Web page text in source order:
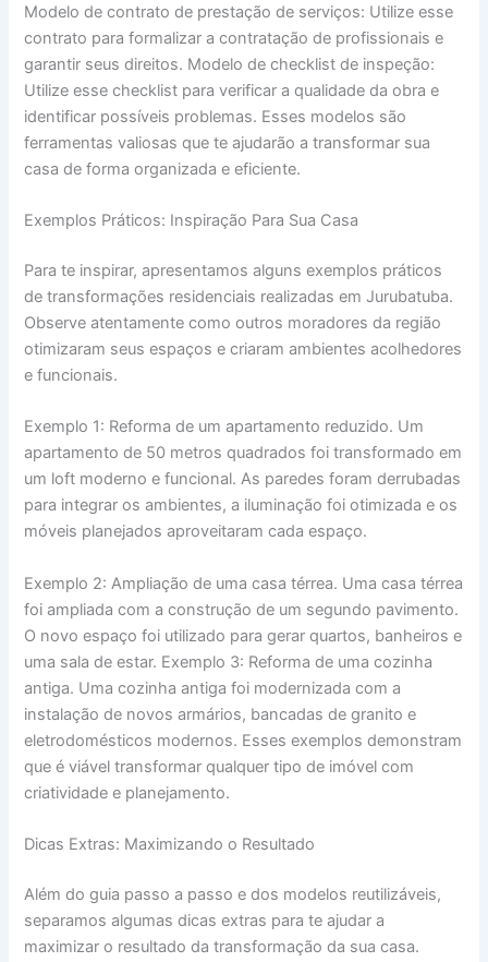
Modelo de contrato de prestação de serviços: Utilize esse
contrato para formalizar a contratação de profissionais e
garantir seus direitos. Modelo de checklist de inspeção:
Utilize esse checklist para verificar a qualidade da obra e
identificar possíveis problemas. Esses modelos são
ferramentas valiosas que te ajudarão a transformar sua
casa de forma organizada e eficiente.
Exemplos Práticos: Inspiração Para Sua Casa
Para te inspirar, apresentamos alguns exemplos práticos
de transformações residenciais realizadas em Jurubatuba.
Observe atentamente como outros moradores da região
otimizaram seus espaços e criaram ambientes acolhedores
e funcionais.
Exemplo 1: Reforma de um apartamento reduzido. Um
apartamento de 50 metros quadrados foi transformado em
um loft moderno e funcional. As paredes foram derrubadas
para integrar os ambientes, a iluminação foi otimizada e os
móveis planejados aproveitaram cada espaço.
Exemplo 2: Ampliação de uma casa térrea. Uma casa térrea
foi ampliada com a construção de um segundo pavimento.
O novo espaço foi utilizado para gerar quartos, banheiros e
uma sala de estar. Exemplo 3: Reforma de uma cozinha
antiga. Uma cozinha antiga foi modernizada com a
instalação de novos armários, bancadas de granito e
eletrodomésticos modernos. Esses exemplos demonstram
que é viável transformar qualquer tipo de imóvel com
criatividade e planejamento.
Dicas Extras: Maximizando o Resultado
Além do guia passo a passo e dos modelos reutilizáveis,
separamos algumas dicas extras para te ajudar a
maximizar o resultado da transformação da sua casa.